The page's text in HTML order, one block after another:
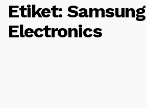
Etiket: Samsung
Electronics